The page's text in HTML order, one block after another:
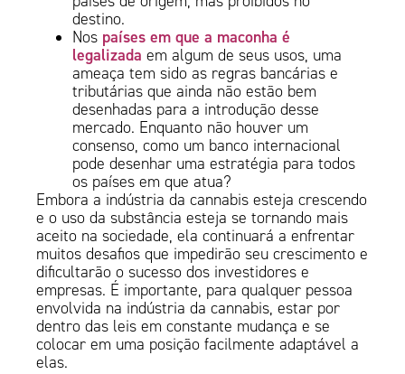
destino.
Nos países em que a maconha é
legalizada em algum de seus usos, uma
ameaça tem sido as regras bancárias e
tributárias que ainda não estão bem
desenhadas para a introdução desse
mercado. Enquanto não houver um
consenso, como um banco internacional
pode desenhar uma estratégia para todos
os países em que atua?
Embora a indústria da cannabis esteja crescendo
e o uso da substância esteja se tornando mais
aceito na sociedade, ela continuará a enfrentar
muitos desafios que impedirão seu crescimento e
dificultarão o sucesso dos investidores e
empresas. É importante, para qualquer pessoa
envolvida na indústria da cannabis, estar por
dentro das leis em constante mudança e se
colocar em uma posição facilmente adaptável a
elas.